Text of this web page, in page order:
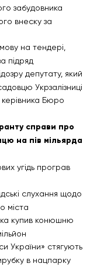
забудовника
внеску за
на тендері,
підряд
депутату, який
Укрзалізниці
Бюро
справи про
на пів мільярда
угідь програв
слухання щодо
міста
купив конюшню
України» стягують
в нацпарку